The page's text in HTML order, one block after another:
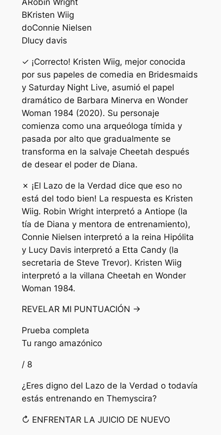
ARobin Wright
BKristen Wiig
doConnie Nielsen
Dlucy davis
✓ ¡Correcto! Kristen Wiig, mejor conocida
por sus papeles de comedia en Bridesmaids
y Saturday Night Live, asumió el papel
dramático de Barbara Minerva en Wonder
Woman 1984 (2020). Su personaje
comienza como una arqueóloga tímida y
pasada por alto que gradualmente se
transforma en la salvaje Cheetah después
de desear el poder de Diana.
✗ ¡El Lazo de la Verdad dice que eso no
está del todo bien! La respuesta es Kristen
Wiig. Robin Wright interpretó a Antiope (la
tía de Diana y mentora de entrenamiento),
Connie Nielsen interpretó a la reina Hipólita
y Lucy Davis interpretó a Etta Candy (la
secretaria de Steve Trevor). Kristen Wiig
interpretó a la villana Cheetah en Wonder
Woman 1984.
REVELAR MI PUNTUACIÓN →
Prueba completa
Tu rango amazónico
/ 8
¿Eres digno del Lazo de la Verdad o todavía
estás entrenando en Themyscira?
↻ ENFRENTAR LA JUICIO DE NUEVO